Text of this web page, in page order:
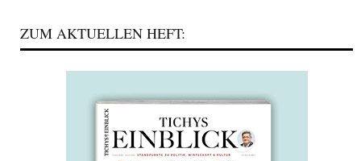
ZUM AKTUELLEN HEFT: